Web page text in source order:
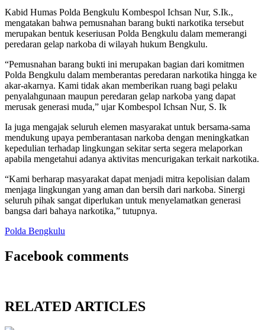
Kabid Humas Polda Bengkulu Kombespol Ichsan Nur, S.Ik.,
mengatakan bahwa pemusnahan barang bukti narkotika tersebut
merupakan bentuk keseriusan Polda Bengkulu dalam memerangi
peredaran gelap narkoba di wilayah hukum Bengkulu.
“Pemusnahan barang bukti ini merupakan bagian dari komitmen
Polda Bengkulu dalam memberantas peredaran narkotika hingga ke
akar-akarnya. Kami tidak akan memberikan ruang bagi pelaku
penyalahgunaan maupun peredaran gelap narkoba yang dapat
merusak generasi muda,” ujar Kombespol Ichsan Nur, S. Ik
Ia juga mengajak seluruh elemen masyarakat untuk bersama-sama
mendukung upaya pemberantasan narkoba dengan meningkatkan
kepedulian terhadap lingkungan sekitar serta segera melaporkan
apabila mengetahui adanya aktivitas mencurigakan terkait narkotika.
“Kami berharap masyarakat dapat menjadi mitra kepolisian dalam
menjaga lingkungan yang aman dan bersih dari narkoba. Sinergi
seluruh pihak sangat diperlukan untuk menyelamatkan generasi
bangsa dari bahaya narkotika,” tutupnya.
Polda Bengkulu
Facebook comments
RELATED ARTICLES